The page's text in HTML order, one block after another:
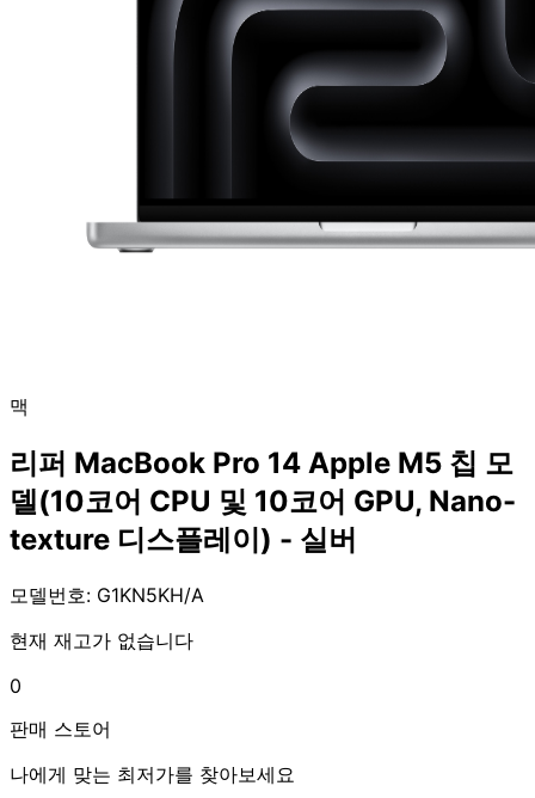
맥
리퍼 MacBook Pro 14 Apple M5 칩 모
델(10코어 CPU 및 10코어 GPU, Nano-
texture 디스플레이) - 실버
모델번호: G1KN5KH/A
현재 재고가 없습니다
0
판매 스토어
나에게 맞는 최저가를 찾아보세요